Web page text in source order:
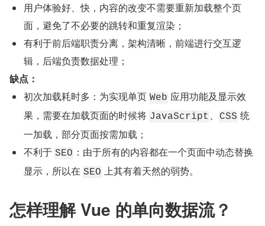
用户体验好、快，内容的改变不需要重新加载整个页
面，避免了不必要的跳转和重复渲染；
有利于前后端职责分离，架构清晰，前端进行交互逻
辑，后端负责数据处理；
缺点：
初次加载耗时多：为实现单页 Web 应用功能及显示效
果，需要在加载页面的时候将 JavaScript 、 CSS 统
一加载，部分页面按需加载；
不利于 SEO ：由于所有的内容都在一个页面中动态替换
显示，所以在 SEO 上其有着天然的弱势。
怎样理解 Vue 的单向数据流？